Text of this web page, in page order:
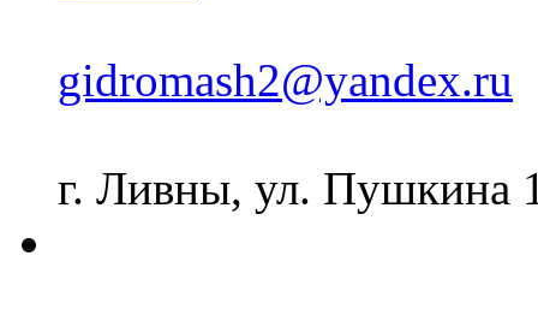
gidromash2@yandex.ru
г. Ливны, ул. Пушкина